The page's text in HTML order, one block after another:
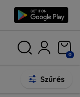
0
Szűrés